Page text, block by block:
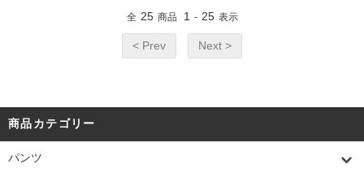
全 25 商品 1 - 25 表示
< Prev Next >
商品カテゴリー
パンツ